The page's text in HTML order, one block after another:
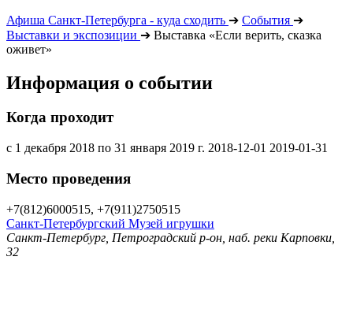
Афиша Санкт-Петербурга - куда сходить ➔ События ➔
Выставки и экспозиции ➔ Выставка «Если верить, сказка
оживет»
Информация о событии
Когда проходит
с 1 декабря 2018 по 31 января 2019 г. 2018-12-01 2019-01-31
Место проведения
+7(812)6000515, +7(911)2750515
Санкт-Петербургский Музей игрушки
Санкт-Петербург, Петроградский р-он, наб. реки Карповки,
32